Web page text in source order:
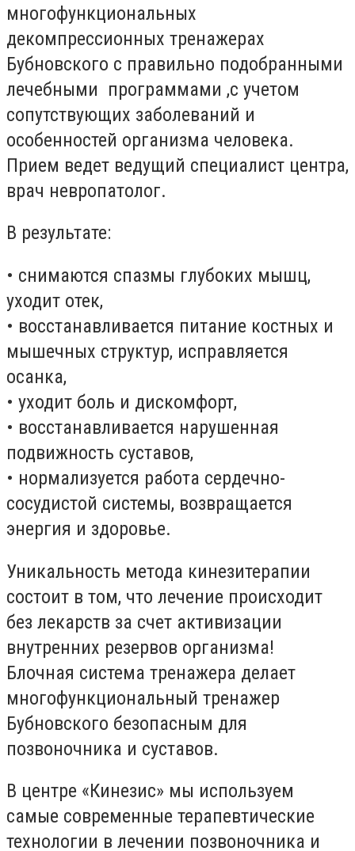
многофункциональных
декомпрессионных тренажерах
Бубновского с правильно подобранными
лечебными программами ,с учетом
сопутствующих заболеваний и
особенностей организма человека.
Прием ведет ведущий специалист центра,
врач невропатолог.
В результате:
• снимаются спазмы глубоких мышц,
уходит отек,
• восстанавливается питание костных и
мышечных структур, исправляется
осанка,
• уходит боль и дискомфорт,
• восстанавливается нарушенная
подвижность суставов,
• нормализуется работа сердечно-
сосудистой системы, возвращается
энергия и здоровье.
Уникальность метода кинезитерапии
состоит в том, что лечение происходит
без лекарств за счет активизации
внутренних резервов организма!
Блочная система тренажера делает
многофункциональный тренажер
Бубновского безопасным для
позвоночника и суставов.
В центре «Кинезис» мы используем
самые современные терапевтические
технологии в лечении позвоночника и